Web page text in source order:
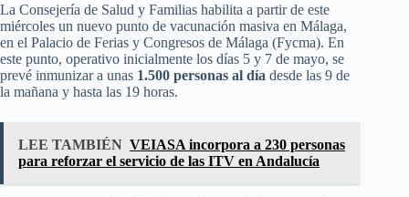
La Consejería de Salud y Familias habilita a partir de este
miércoles un nuevo punto de vacunación masiva en Málaga,
en el Palacio de Ferias y Congresos de Málaga (Fycma). En
este punto, operativo inicialmente los días 5 y 7 de mayo, se
prevé inmunizar a unas 1.500 personas al día desde las 9 de
la mañana y hasta las 19 horas.
LEE TAMBIÉN VEIASA incorpora a 230 personas
para reforzar el servicio de las ITV en Andalucía